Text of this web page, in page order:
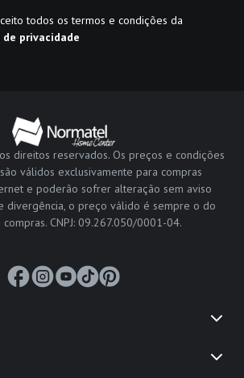
todos os termos e condições da
privacidade
direitos reservados. Os preços e condições
válidos exclusivamente para compras
e poderão sofrer alteração sem aviso
divergência, o preço válido é sempre o do
CNPJ: 09.267.050/0001-04.